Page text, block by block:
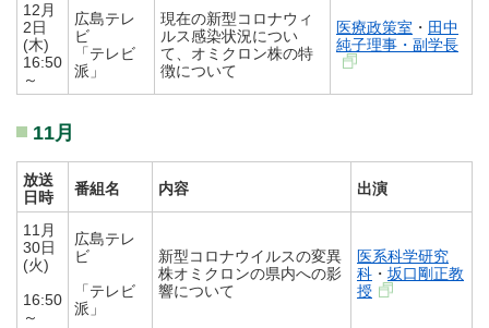
12月
2日
(木)
16:50
～
広島テレ
ビ
「テレビ
派」
現在の新型コロナウィ
ルス感染状況につい
て、オミクロン株の特
徴について
医療政策室 ・ 田中
純子理事・副学長
11月
放送
日時
番組名 内容 出演
11月
30日
(火)
16:50
～
広島テレ
ビ
「テレビ
派」
新型コロナウイルスの変異
株オミクロンの県内への影
響について
医系科学研究
科 ・ 坂口剛正教
授